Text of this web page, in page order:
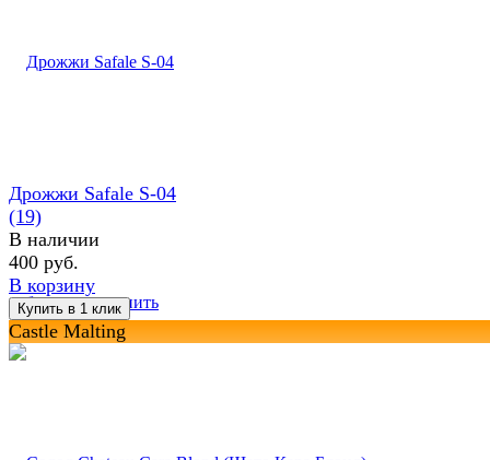
избранное сравнить
Дрожжи Safale S-04
(19)
В наличии
400 руб.
В корзину
Castle Malting